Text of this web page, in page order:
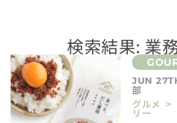
検索結果: 業
JUN
部
グルメ >
リー